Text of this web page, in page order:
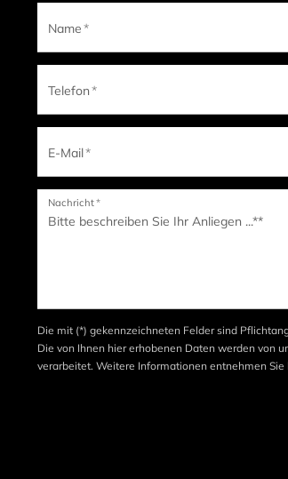
Name*
Telefon*
E-Mail*
Nachricht*
Die mit (*) gekennzeichneten Felder sind
Die von Ihnen hier erhobenen Daten werden von
verarbeitet. Weitere Informationen entnehmen Sie